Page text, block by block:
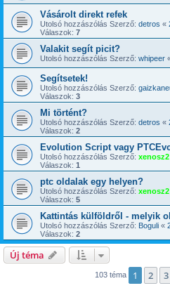
Vásárolt direkt refek
Utolsó hozzászólás Szerző: detros «
Válaszok: 7
Valakit segít picit?
Utolsó hozzászólás Szerző: whipeer
Segítsetek!
Utolsó hozzászólás Szerző:
Válaszok: 3
Mi történt?
Utolsó hozzászólás Szerző: detros «
Válaszok: 2
Evolution Script vagy
Utolsó hozzászólás Szerző: xenosz2
Válaszok: 1
ptc oldalak egy helyen?
Utolsó hozzászólás Szerző: xenosz2
Válaszok: 5
Kattintás külföldről - melyik
Utolsó hozzászólás Szerző: Boguli «
Válaszok: 2
Új téma
103 téma 1 2 3